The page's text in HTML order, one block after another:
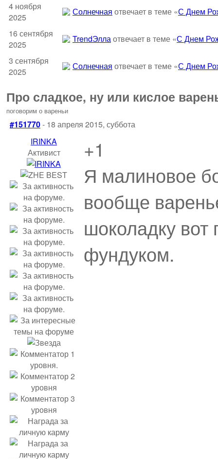
4 ноября
2025
Солнечная отвечает в теме «С Днем
16 сентября
2025
TrendЭллаотвечает в теме «С Днем
3 сентября
2025
Солнечная отвечает в теме «С Днем
Про сладкое, ну или кислое
поговорим о вареньи
#151770- 18 апреля 2015, суббота
IRINKA
Активист
+1
Я малиновое
вообще
шоколадку вот
фундуком.